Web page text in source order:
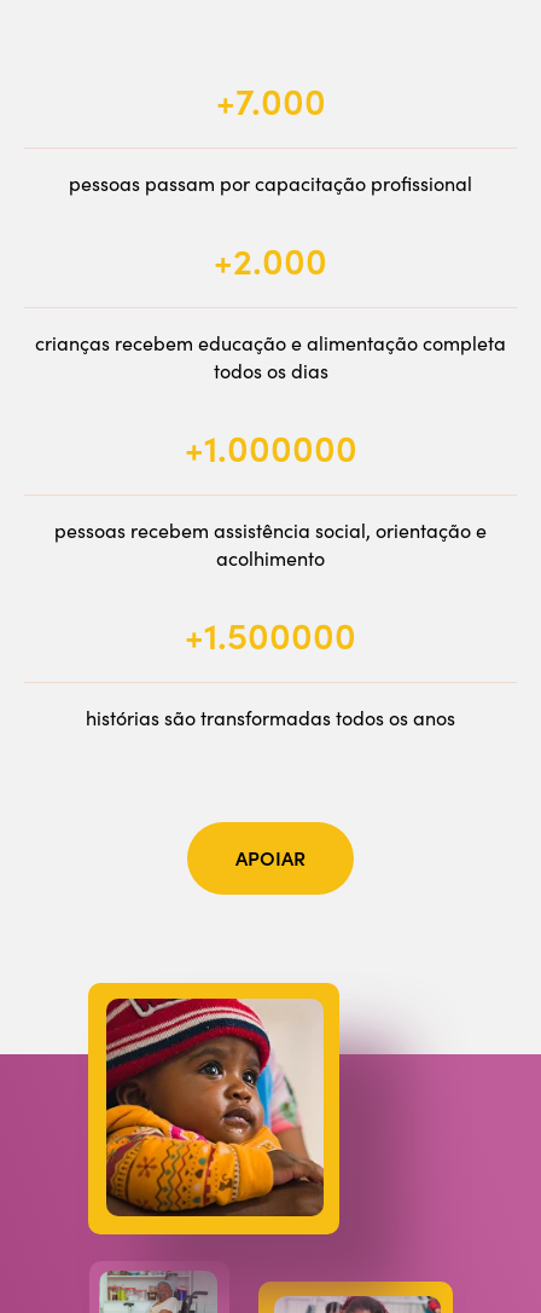
+7.000
pessoas passam por capacitação profissional
+2.000
crianças recebem educação e alimentação completa
todos os dias
+1.000000
pessoas recebem assistência social, orientação e
acolhimento
+1.500000
histórias são transformadas todos os anos
APOIAR